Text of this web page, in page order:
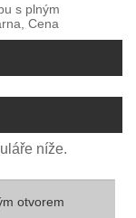
s plným
Cena
níže.